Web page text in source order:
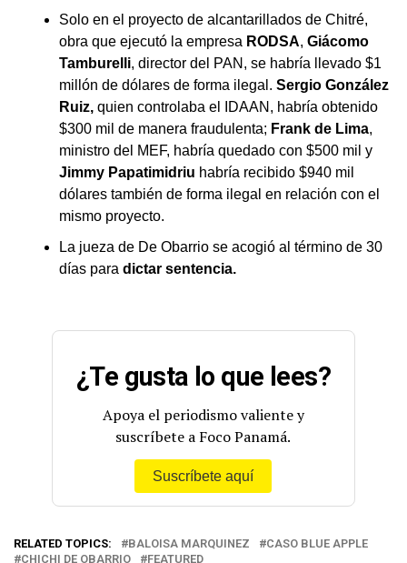
Solo en el proyecto de alcantarillados de Chitré,
obra que ejecutó la empresa RODSA, Giácomo
Tamburelli, director del PAN, se habría llevado $1
millón de dólares de forma ilegal. Sergio González
Ruiz, quien controlaba el IDAAN, habría obtenido
$300 mil de manera fraudulenta; Frank de Lima,
ministro del MEF, habría quedado con $500 mil y
Jimmy Papatimidriu habría recibido $940 mil
dólares también de forma ilegal en relación con el
mismo proyecto.
La jueza de De Obarrio se acogió al término de 30
días para dictar sentencia.
¿Te gusta lo que lees?
Apoya el periodismo valiente y
suscríbete a Foco Panamá.
Suscríbete aquí
RELATED TOPICS: BALOISA MARQUINEZ
CASO BLUE APPLE
CHICHI DE OBARRIO
FEATURED